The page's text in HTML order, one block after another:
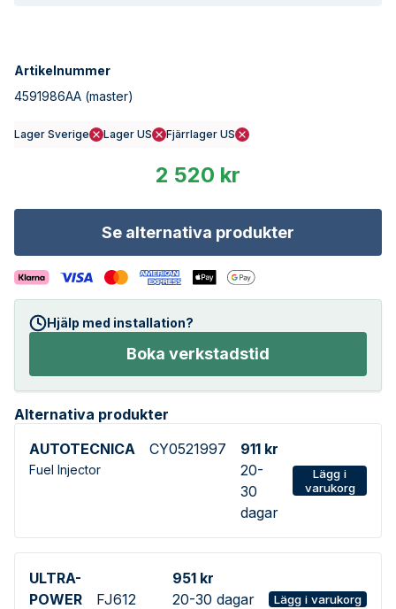
Artikelnummer
4591986AA (master)
Lager Sverige Lager US Fjärrlager US
2 520 kr
Se alternativa produkter
Hjälp med installation?
Boka verkstadstid
Alternativa produkter
AUTOTECNICA
CY0521997
Fuel Injector
911 kr
20-
30
dagar
Lägg i
varukorg
ULTRA-
POWER
FJ612
951 kr
20-30 dagar
Lägg i varukorg